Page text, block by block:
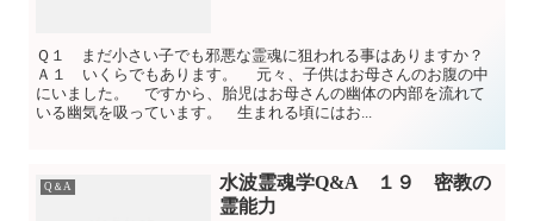
Ｑ１ まだ小さい子でも邪悪な霊魂に狙われる事はありますか？
Ａ１ いくらでもあります。 元々、子供はお母さんのお腹の中
にいました。 ですから、胎児はお母さんの幽体の内部を流れて
いる幽気を吸っています。 生まれる頃にはお...
Q＆A
水波霊魂学Q&A １９ 密教の
霊能力